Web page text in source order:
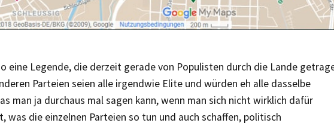
eine Legende, die derzeit gerade von Populisten durch die Lande
Parteien seien alle irgendwie Elite und würden eh alle dasselbe
man ja durchaus mal sagen kann, wenn man sich nicht wirklich dafür
was die einzelnen Parteien so tun und auch schaffen, politisch